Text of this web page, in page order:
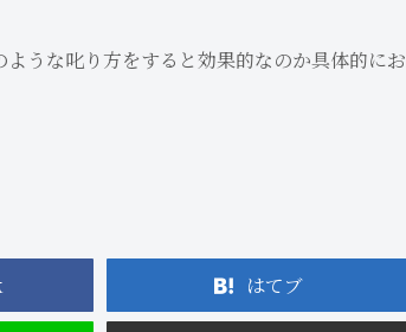
うな叱り方をすると効果的なのか具体的にお
はてブ